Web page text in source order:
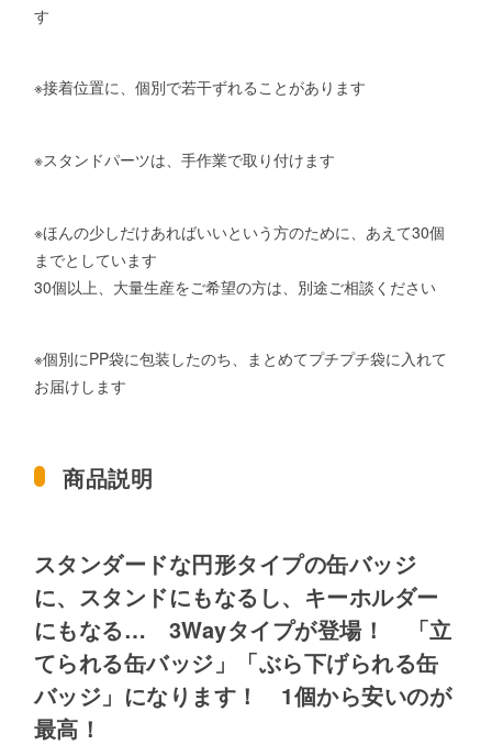
す
※接着位置に、個別で若干ずれることがあります
※スタンドパーツは、手作業で取り付けます
※ほんの少しだけあればいいという方のために、あえて30個
までとしています
30個以上、大量生産をご希望の方は、別途ご相談ください
※個別にPP袋に包装したのち、まとめてプチプチ袋に入れて
お届けします
商品説明
スタンダードな円形タイプの缶バッジ
に、スタンドにもなるし、キーホルダー
にもなる… 3Wayタイプが登場！ 「立
てられる缶バッジ」「ぶら下げられる缶
バッジ」になります！ 1個から安いのが
最高！